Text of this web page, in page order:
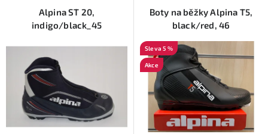
o
r
Alpina ST 20,
indigo/black_45
Boty na běžky Alpina T5,
black/red, 46
5 %
Akce